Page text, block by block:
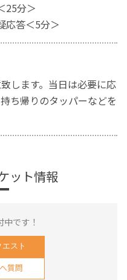
分＞
答＜5分＞
します。当日は必要に応
ち帰りのタッパーなどを
ット情報
です！
スト
質問